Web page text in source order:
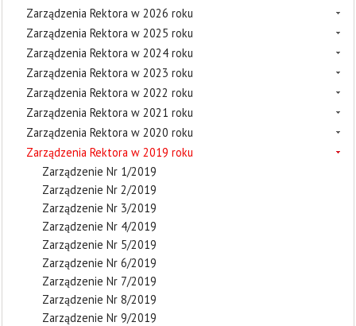
Zarządzenia Rektora w 2026 roku
Zarządzenia Rektora w 2025 roku
Zarządzenia Rektora w 2024 roku
Zarządzenia Rektora w 2023 roku
Zarządzenia Rektora w 2022 roku
Zarządzenia Rektora w 2021 roku
Zarządzenia Rektora w 2020 roku
Zarządzenia Rektora w 2019 roku
Zarządzenie Nr 1/2019
Zarządzenie Nr 2/2019
Zarządzenie Nr 3/2019
Zarządzenie Nr 4/2019
Zarządzenie Nr 5/2019
Zarządzenie Nr 6/2019
Zarządzenie Nr 7/2019
Zarządzenie Nr 8/2019
Zarządzenie Nr 9/2019